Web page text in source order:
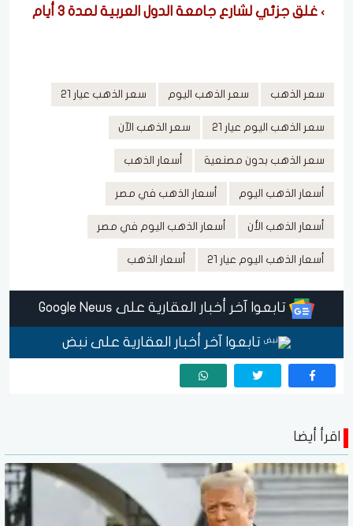
غلق جزئي لشارع جامعة الدول العربية لمدة ٣ أيام
سعر الذهب سعر الذهب اليوم سعر الذهب عيار 21
سعر الذهب اليوم عيار 21 سعر الذهب الآن
سعر الذهب بدون مصنعية أسعار الذهب
أسعار الذهب اليوم أسعار الذهب في مصر
أسعار الذهب الأن أسعار الذهب اليوم في مصر
أسعار الذهب اليوم عيار 21 أسعار الذهب
تابعوا آخر أخبار العقارية على Google News
تابعوا آخر أخبار العقارية على نبض
اقرأ أيضا